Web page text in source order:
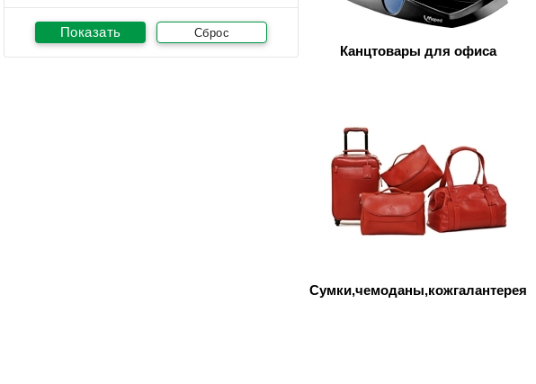
Сброс
Канцтовары для офиса
Сумки,чемоданы,кожгалантерея